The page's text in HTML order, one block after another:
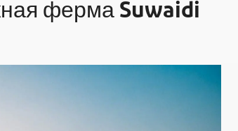
ферма Suwaidi